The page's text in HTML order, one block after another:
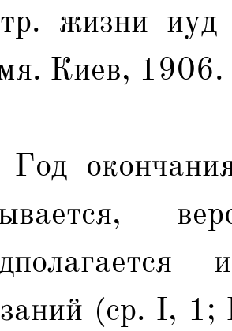
жизни иуд
Киев,
Год
(ср. I,